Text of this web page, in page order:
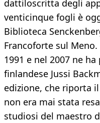
dattiloscritta degli
venticinque fogli è
Biblioteca
Francoforte sul
1991 e nel 2007 ne
finlandese Jussi
edizione, che riporta
non era mai stata
studiosi del maestro